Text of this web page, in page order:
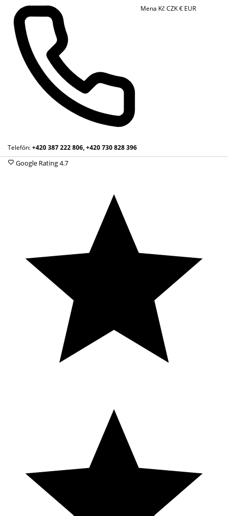
Telefón:+420 387 222 806, +420 730 828 396
Mena KčCZK€ EUR
Google Rating4.7